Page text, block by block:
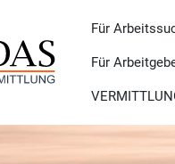
Für
Für